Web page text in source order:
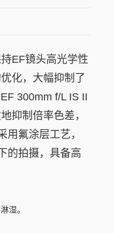
EF镜头高光学性
化，大幅抑制了
300mm f/L IS II
抑制倍率色差，
氟涂层工艺，
的拍摄，具备高
湿。